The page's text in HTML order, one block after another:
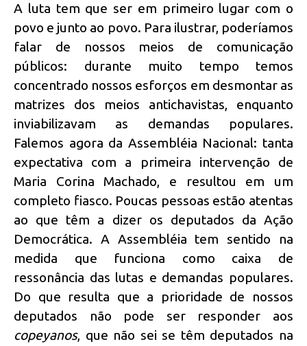
A luta tem que ser em primeiro lugar com o
povo e junto ao povo. Para ilustrar, poderíamos
falar de nossos meios de comunicação
públicos: durante muito tempo temos
concentrado nossos esforços em desmontar as
matrizes dos meios antichavistas, enquanto
inviabilizavam as demandas populares.
Falemos agora da Assembléia Nacional: tanta
expectativa com a primeira intervenção de
Maria Corina Machado, e resultou em um
completo fiasco. Poucas pessoas estão atentas
ao que têm a dizer os deputados da Ação
Democrática. A Assembléia tem sentido na
medida que funciona como caixa de
ressonância das lutas e demandas populares.
Do que resulta que a prioridade de nossos
deputados não pode ser responder aos
copeyanos, que não sei se têm deputados na